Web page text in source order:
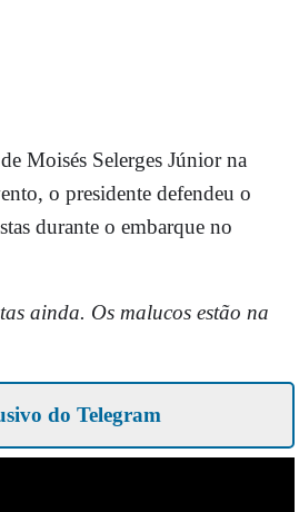
Moisés Selerges Júnior na
o presidente defendeu o
durante o embarque no
ainda. Os malucos estão na
do Telegram